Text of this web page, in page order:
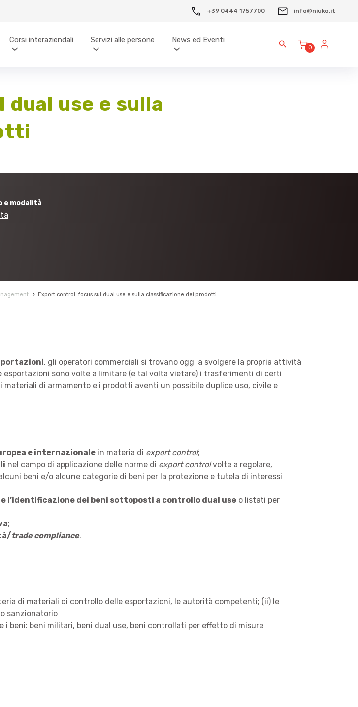
+39 0444 1757700 info@niuko.it
0
Corsi interaziendali Servizi alle persone News ed Eventi
use e sulla
e modalità
› Export control: focus sul dual use e sulla classificazione dei prodotti
, gli operatori commerciali si trovano oggi a svolgere la propria attività
sono volte a limitare (e tal volta vietare) i trasferimenti di certi
di armamento e i prodotti aventi un possibile duplice uso, civile e
e internazionale in materia di export control;
nel campo di applicazione delle norme di export controlvolte a regolare,
beni e/o alcune categorie di beni per la protezione e tutela di interessi
l’identificazione dei beni sottoposti a controllo dual use o listati per
;
trade compliance.
di materiali di controllo delle esportazioni, le autorità competenti; (ii) le
sanzionatorio
beni: beni militari, beni dual use, beni controllati per effetto di misure